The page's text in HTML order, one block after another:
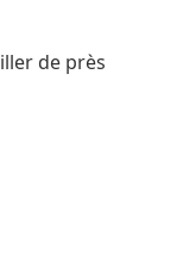
de près